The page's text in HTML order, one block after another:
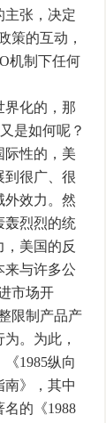
主张，决定
策的互动，
机制下任何
化的，那
是如何呢？
性的，美
到很广、很
外效力。然
轰烈烈的统
美国的反
来与许多公
市场开
限制产品产
。为此，
1985纵向
南》，其中
的《1988